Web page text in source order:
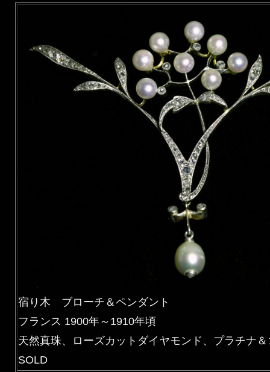
宿り木 ブローチ＆ペンダント
フランス 1900年～1910年頃
天然真珠、ローズカットダイヤモンド、プラチナ
SOLD